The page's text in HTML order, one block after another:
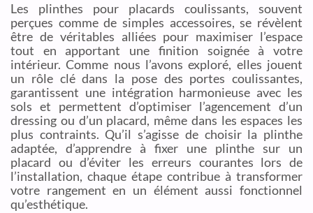
Les plinthes pour placards coulissants, souvent
perçues comme de simples accessoires, se révèlent
être de véritables alliées pour maximiser l’espace
tout en apportant une finition soignée à votre
intérieur. Comme nous l’avons exploré, elles jouent
un rôle clé dans la pose des portes coulissantes,
garantissent une intégration harmonieuse avec les
sols et permettent d’optimiser l’agencement d’un
dressing ou d’un placard, même dans les espaces les
plus contraints. Qu’il s’agisse de choisir la plinthe
adaptée, d’apprendre à fixer une plinthe sur un
placard ou d’éviter les erreurs courantes lors de
l’installation, chaque étape contribue à transformer
votre rangement en un élément aussi fonctionnel
qu’esthétique.